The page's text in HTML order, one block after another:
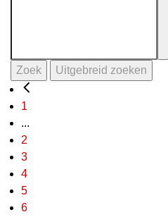
Zoek Uitgebreid zoeken
1
...
2
3
4
5
6